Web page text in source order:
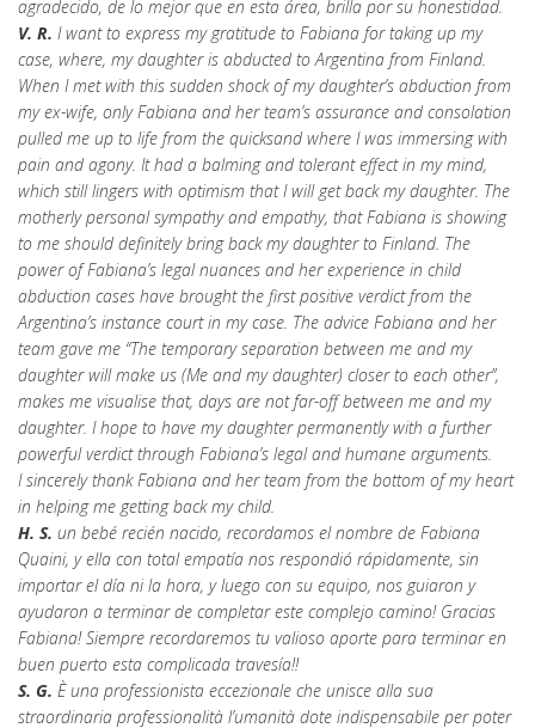
agradecido, de lo mejor que en esta área, brilla por su honestidad.
V. R. I want to express my gratitude to Fabiana for taking up my
case, where, my daughter is abducted to Argentina from Finland.
When I met with this sudden shock of my daughter’s abduction from
my ex-wife, only Fabiana and her team’s assurance and consolation
pulled me up to life from the quicksand where I was immersing with
pain and agony. It had a balming and tolerant effect in my mind,
which still lingers with optimism that I will get back my daughter. The
motherly personal sympathy and empathy, that Fabiana is showing
to me should definitely bring back my daughter to Finland. The
power of Fabiana’s legal nuances and her experience in child
abduction cases have brought the first positive verdict from the
Argentina’s instance court in my case. The advice Fabiana and her
team gave me “The temporary separation between me and my
daughter will make us (Me and my daughter) closer to each other”,
makes me visualise that, days are not far-off between me and my
daughter. I hope to have my daughter permanently with a further
powerful verdict through Fabiana’s legal and humane arguments.
I sincerely thank Fabiana and her team from the bottom of my heart
in helping me getting back my child.
H. S. un bebé recién nacido, recordamos el nombre de Fabiana
Quaini, y ella con total empatía nos respondió rápidamente, sin
importar el día ni la hora, y luego con su equipo, nos guiaron y
ayudaron a terminar de completar este complejo camino! Gracias
Fabiana! Siempre recordaremos tu valioso aporte para terminar en
buen puerto esta complicada travesía!!
S. G. È una professionista eccezionale che unisce alla sua
straordinaria professionalità l’umanità dote indispensabile per poter